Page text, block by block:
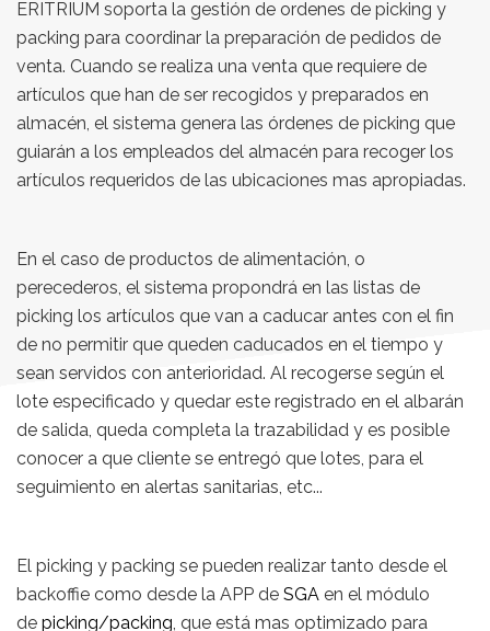
ERITRIUM soporta la gestión de ordenes de picking y
packing para coordinar la preparación de pedidos de
venta. Cuando se realiza una venta que requiere de
artículos que han de ser recogidos y preparados en
almacén, el sistema genera las órdenes de picking que
guiarán a los empleados del almacén para recoger los
artículos requeridos de las ubicaciones mas apropiadas.
En el caso de productos de alimentación, o
perecederos, el sistema propondrá en las listas de
picking los artículos que van a caducar antes con el fin
de no permitir que queden caducados en el tiempo y
sean servidos con anterioridad. Al recogerse según el
lote especificado y quedar este registrado en el albarán
de salida, queda completa la trazabilidad y es posible
conocer a que cliente se entregó que lotes, para el
seguimiento en alertas sanitarias, etc...
El picking y packing se pueden realizar tanto desde el
backoffie como desde la APP de SGA en el módulo
de picking/packing, que está mas optimizado para